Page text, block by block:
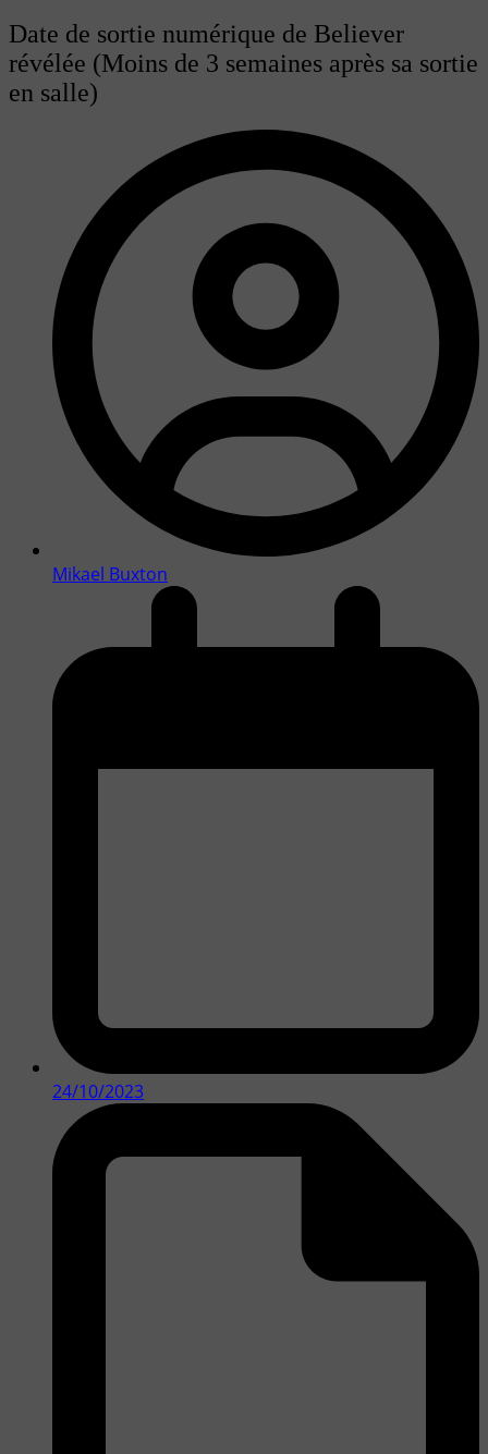
Date de sortie numérique de Believer
révélée (Moins de 3 semaines après sa sortie
en salle)
Mikael Buxton
24/10/2023